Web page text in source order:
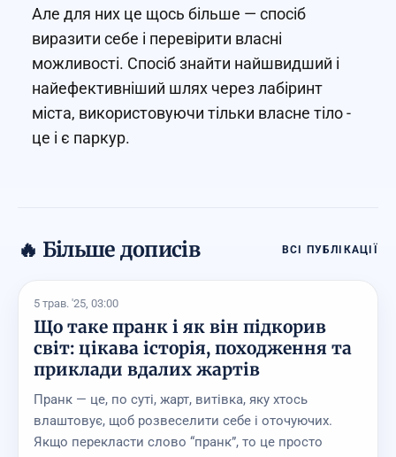
Але для них це щось більше — спосіб
виразити себе і перевірити власні
можливості. Спосіб знайти найшвидший і
найефективніший шлях через лабіринт
міста, використовуючи тільки власне тіло -
це і є паркур.
🔥 Більше дописів ВСІ ПУБЛІКАЦІЇ
5 трав. '25, 03:00
Що таке пранк і як він підкорив
світ: цікава історія, походження та
приклади вдалих жартів
Пранк — це, по суті, жарт, витівка, яку хтось
влаштовує, щоб розвеселити себе і оточуючих.
Якщо перекласти слово “пранк”, то це просто